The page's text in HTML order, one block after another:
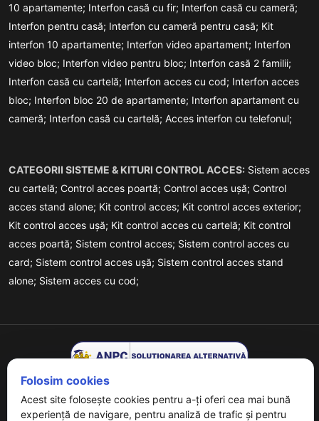
10 apartamente; Interfon casă cu fir; Interfon casă cu cameră;
Interfon pentru casă; Interfon cu cameră pentru casă; Kit
interfon 10 apartamente; Interfon video apartament; Interfon
video bloc; Interfon video pentru bloc; Interfon casă 2 familii;
Interfon casă cu cartelă; Interfon acces cu cod; Interfon acces
bloc; Interfon bloc 20 de apartamente; Interfon apartament cu
cameră; Interfon casă cu cartelă; Acces interfon cu telefonul;
CATEGORII SISTEME & KITURI CONTROL ACCES: Sistem acces
cu cartelă; Control acces poartă; Control acces ușă; Control
acces stand alone; Kit control acces; Kit control acces exterior;
Kit control acces ușă; Kit control acces cu cartelă; Kit control
acces poartă; Sistem control acces; Sistem control acces cu
card; Sistem control acces ușă; Sistem control acces stand
alone; Sistem acces cu cod;
Folosim cookies
Acest site folosește cookies pentru a-ți oferi cea mai bună
experiență de navigare, pentru analiză de trafic și pentru